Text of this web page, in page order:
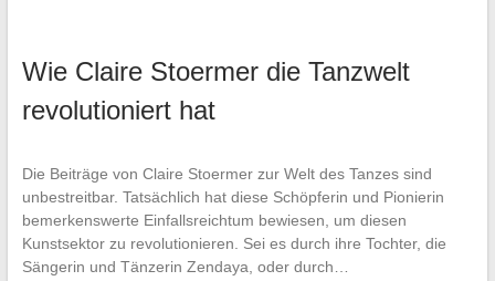
Wie Claire Stoermer die Tanzwelt
revolutioniert hat
Die Beiträge von Claire Stoermer zur Welt des Tanzes sind
unbestreitbar. Tatsächlich hat diese Schöpferin und Pionierin
bemerkenswerte Einfallsreichtum bewiesen, um diesen
Kunstsektor zu revolutionieren. Sei es durch ihre Tochter, die
Sängerin und Tänzerin Zendaya, oder durch…